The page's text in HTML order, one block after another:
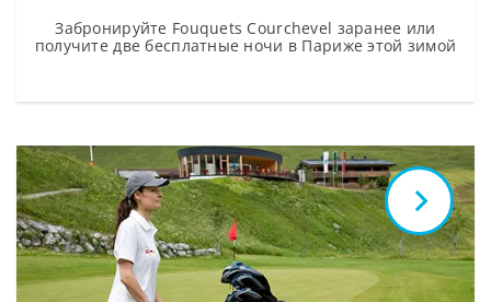
Забронируйте Fouquets Courchevel заранее или
получите две бесплатные ночи в Париже этой зимой